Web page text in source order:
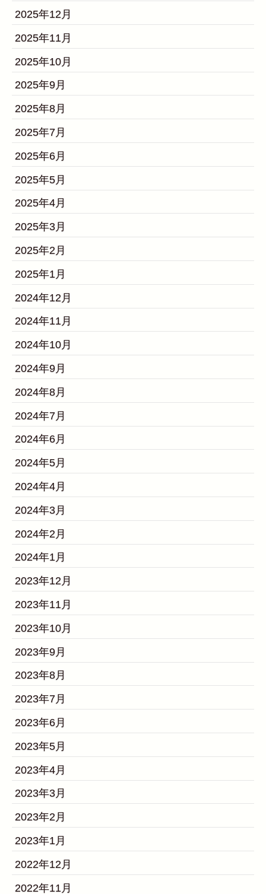
2025年12月
2025年11月
2025年10月
2025年9月
2025年8月
2025年7月
2025年6月
2025年5月
2025年4月
2025年3月
2025年2月
2025年1月
2024年12月
2024年11月
2024年10月
2024年9月
2024年8月
2024年7月
2024年6月
2024年5月
2024年4月
2024年3月
2024年2月
2024年1月
2023年12月
2023年11月
2023年10月
2023年9月
2023年8月
2023年7月
2023年6月
2023年5月
2023年4月
2023年3月
2023年2月
2023年1月
2022年12月
2022年11月